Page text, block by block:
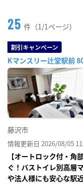
25 件（1/1ページ）
割引キャンペーン
Kマンスリー辻堂駅前
藤沢市
情報更新日 2026/08/05
【オートロック付・角
ぐ！バストイレ別高層
や法人様にも安心な駅